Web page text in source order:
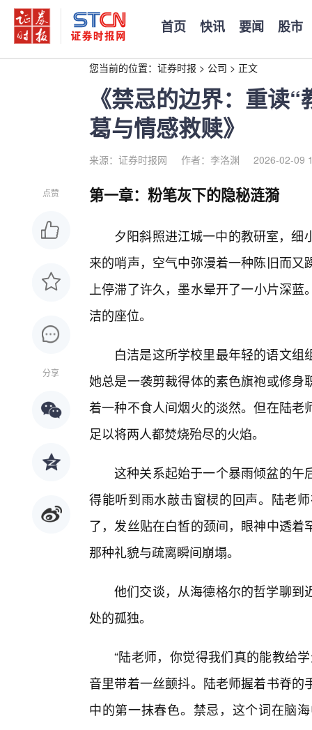
首页 快讯 要闻 股市
您当前的位置： 证券时报 > 公司 > 正文
《禁忌的边界：重读
葛与情感救赎》
来源：证券时报网 作者：李洛渊 2026-02-09
点赞
分享
第一章：粉笔灰下的隐秘涟漪
夕阳斜照进江城一中的教研室，
来的哨声，空气中弥漫着一种陈旧而
上停滞了许久，墨水晕开了一小片深
洁的座位。
白洁是这所学校里最年轻的语文
她总是一袭剪裁得体的素色旗袍或修
着一种不食人间烟火的淡然。但在陆
足以将两人都焚烧殆尽的火焰。
这种关系起始于一个暴雨倾盆的午
得能听到雨水敲击窗棂的回声。陆老
了，发丝贴在白皙的颈间，眼神中透
那种礼貌与疏离瞬间崩塌。
他们交谈，从海德格尔的哲学聊到
处的孤独。
“陆老师，你觉得我们真的能教给
音里带着一丝颤抖。陆老师握着书脊
中的第一抹春色。禁忌，这个词在脑